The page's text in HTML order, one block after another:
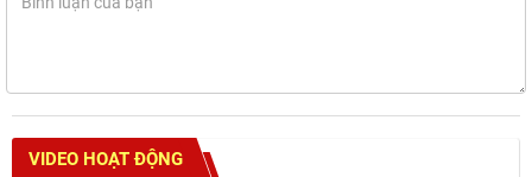
VIDEO HOẠT ĐỘNG